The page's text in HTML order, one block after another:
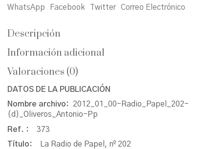
WhatsApp Facebook Twitter Correo Electrónico
Descripción
Información adicional
Valoraciones (0)
DATOS DE LA PUBLICACIÓN
Nombre archivo: 2012_01_00-Radio_Papel_202-
(d)_Oliveros_Antonio-Pp
Ref. : 373
Título:
La Radio de Papel, nº 202